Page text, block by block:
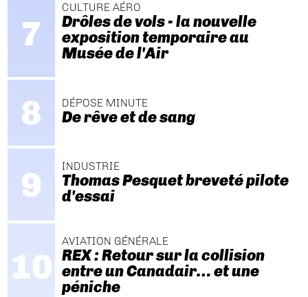
CULTURE AÉRO
Drôles de vols - la nouvelle
exposition temporaire au
Musée de l'Air
DÉPOSE MINUTE
De rêve et de sang
INDUSTRIE
Thomas Pesquet breveté pilote
d'essai
AVIATION GÉNÉRALE
REX : Retour sur la collision
entre un Canadair… et une
péniche